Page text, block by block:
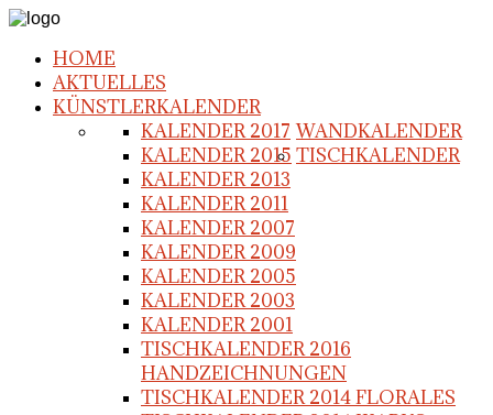
HOME
AKTUELLES
KÜNSTLERKALENDER
WANDKALENDER
KALENDER 2017
KALENDER 2015
KALENDER 2013
KALENDER 2011
KALENDER 2007
KALENDER 2009
KALENDER 2005
KALENDER 2003
KALENDER 2001
TISCHKALENDER
TISCHKALENDER 2016
HANDZEICHNUNGEN
TISCHKALENDER 2014 FLORALES